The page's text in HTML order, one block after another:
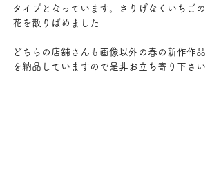
タイプとなっています。さりげなくいちごの
花を散りばめました
どちらの店舗さんも画像以外の春の新作作品
を納品していますので是非お立ち寄り下さい